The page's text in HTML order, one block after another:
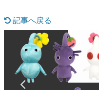
マンガ
女性向け
アプリレビュー
記事へ戻る